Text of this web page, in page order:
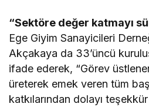
“Sektöre değer katmayı
Ege Giyim Sanayicileri
Akçakaya da 33’üncü kuruluş
ifade ederek, “Görev
üreterek emek veren tüm
katkılarından dolayı